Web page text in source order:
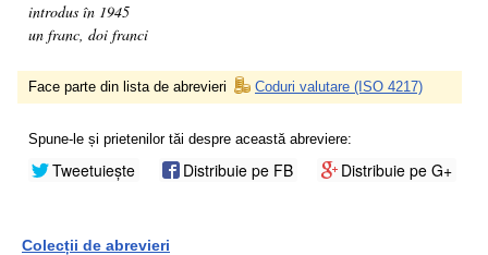
introdus în 1945
un franc, doi franci
Face parte din lista de abrevieri Coduri valutare (ISO 4217)
Spune-le și prietenilor tăi despre această abreviere:
Tweetuiește Distribuie pe FB Distribuie pe G+
Colecții de abrevieri